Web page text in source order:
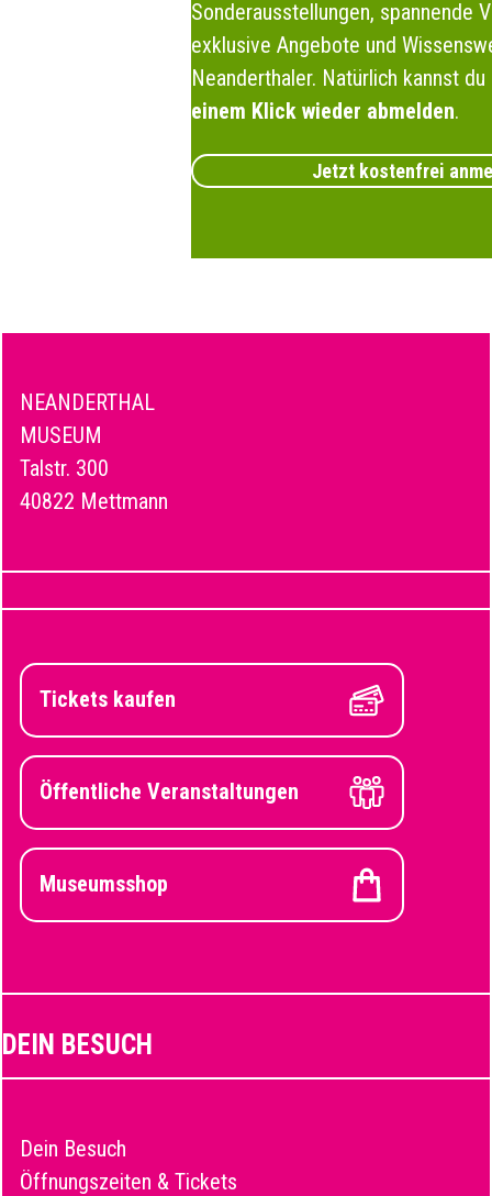
Sonderausstellungen, spannende
exklusive Angebote und
Neanderthaler. Natürlich kannst
einem Klick wieder abmelden.
Jetzt kostenfrei
NEANDERTHAL
MUSEUM
Talstr. 300
40822 Mettmann
Tickets kaufen
Öffentliche Veranstaltungen
Museumsshop
DEIN BESUCH
Dein Besuch
Öffnungszeiten & Tickets